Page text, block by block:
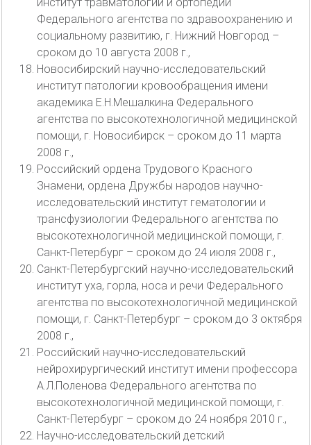
институт травматологии и ортопедии
Федерального агентства по здравоохранению и
социальному развитию, г. Нижний Новгород –
сроком до 10 августа 2008 г.,
Новосибирский научно-исследовательский
институт патологии кровообращения имени
академика Е.Н.Мешалкина Федерального
агентства по высокотехнологичной медицинской
помощи, г. Новосибирск – сроком до 11 марта
2008 г.,
Российский ордена Трудового Красного
Знамени, ордена Дружбы народов научно-
исследовательский институт гематологии и
трансфузиологии Федерального агентства по
высокотехнологичной медицинской помощи, г.
Санкт-Петербург – сроком до 24 июля 2008 г.,
Санкт-Петербургский научно-исследовательский
институт уха, горла, носа и речи Федерального
агентства по высокотехнологичной медицинской
помощи, г. Санкт-Петербург – сроком до 3 октября
2008 г.,
Российский научно-исследовательский
нейрохирургический институт имени профессора
А.Л.Поленова Федерального агентства по
высокотехнологичной медицинской помощи, г.
Санкт-Петербург – сроком до 24 ноября 2010 г.,
Научно-исследовательский детский